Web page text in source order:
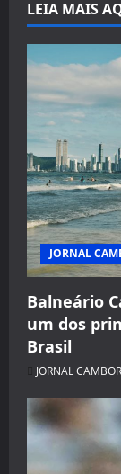
LEIA MAIS
JORNAL
Balneário
um dos
Brasil
JORNAL